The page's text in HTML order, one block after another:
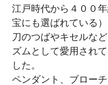
江戸時代から４００
宝にも選ばれている）
刀のつばやキセルな
ズムとして愛用され
した。
ペンダント、ブロー